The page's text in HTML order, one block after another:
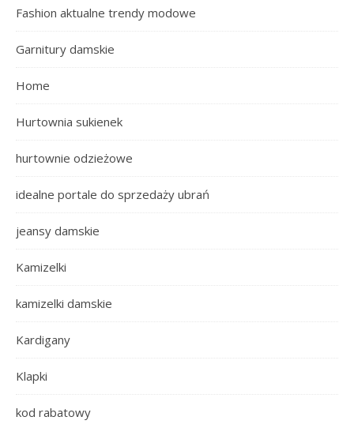
Fashion aktualne trendy modowe
Garnitury damskie
Home
Hurtownia sukienek
hurtownie odzieżowe
idealne portale do sprzedaży ubrań
jeansy damskie
Kamizelki
kamizelki damskie
Kardigany
Klapki
kod rabatowy